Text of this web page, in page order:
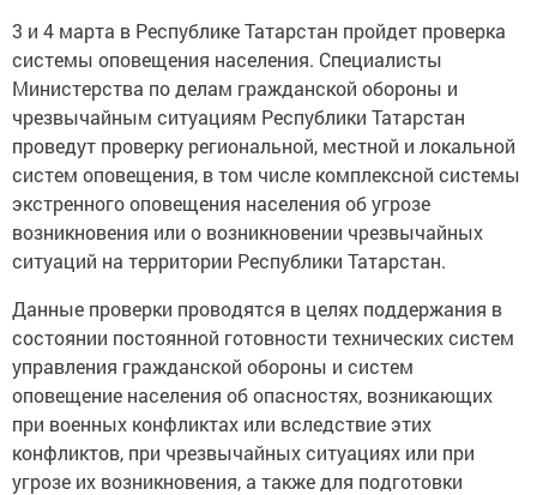
3 и 4 марта в Республике Татарстан пройдет проверка
системы оповещения населения. Специалисты
Министерства по делам гражданской обороны и
чрезвычайным ситуациям Республики Татарстан
проведут проверку региональной, местной и локальной
систем оповещения, в том числе комплексной системы
экстренного оповещения населения об угрозе
возникновения или о возникновении чрезвычайных
ситуаций на территории Республики Татарстан.
Данные проверки проводятся в целях поддержания в
состоянии постоянной готовности технических систем
управления гражданской обороны и систем
оповещение населения об опасностях, возникающих
при военных конфликтах или вследствие этих
конфликтов, при чрезвычайных ситуациях или при
угрозе их возникновения, а также для подготовки